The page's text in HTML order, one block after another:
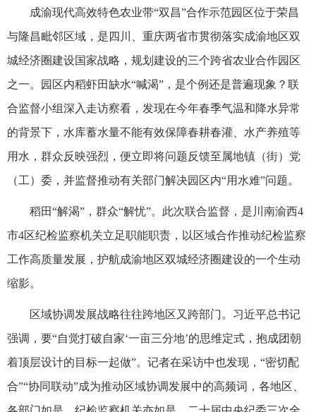
成渝现代高效特色农业带“双昌”合作示范园区位于荣昌
与隆昌毗邻区域，是四川、重庆两省市贯彻落实成渝地区双
城经济圈建设国家战略，规划建设的三个跨省农业合作园区
之一。园区内稻虾田缺水“喊渴”，是个例还是普遍现象？联
合监督小组深入走访察看，发现在今年春季气温和降水异常
的背景下，水库蓄水量不能有效保障春耕春灌、水产养殖等
用水，群众反映强烈，便立即将问题反馈至属地镇（街）党
（工）委，并监督推动有关部门解决园区内“用水难”问题。
稻田“解渴”，群众“解忧”。此次联合监督，是川南渝西4
市4区纪检监察机关立足职能职责，以区域合作推动纪检监察
工作高质量发展，护航成渝地区双城经济圈建设的一个生动
缩影。
区域协调发展战略往往跨地区又跨部门。习近平总书记
强调，要“自觉打破自家‘一亩三分地’的思维定式，抱成团朝
着顶层设计的目标一起做”。记者在采访中也发现，“密切配
合”“协同联动”成为推动区域协调发展中的高频词，各地区、